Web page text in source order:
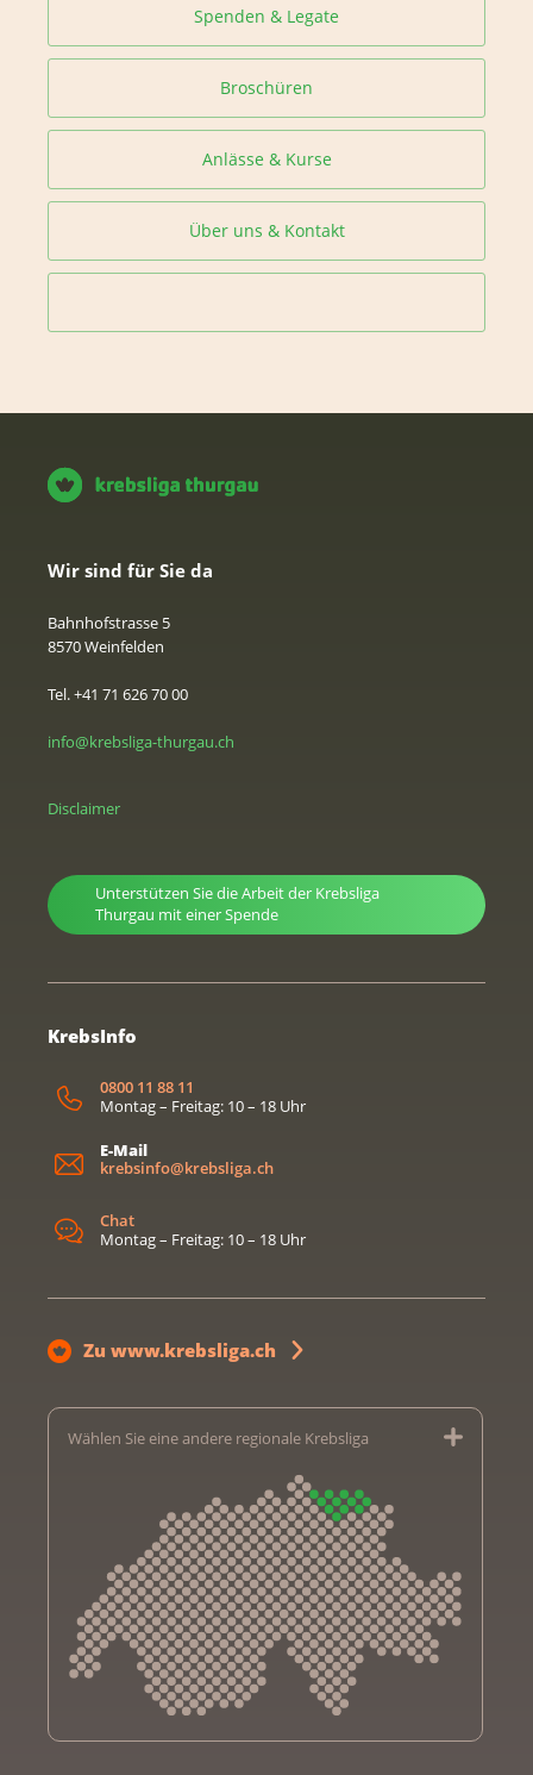
Spenden & Legate
Broschüren
Anlässe & Kurse
Über uns & Kontakt
Wir sind für Sie da
Bahnhofstrasse 5
8570 Weinfelden
Tel. +41 71 626 70 00
info@krebsliga-thurgau.ch
Disclaimer
Unterstützen Sie die Arbeit der Krebsliga
Thurgau mit einer Spende
KrebsInfo
0800 11 88 11
Montag – Freitag: 10 – 18 Uhr
E-Mail
krebsinfo@krebsliga.ch
Chat
Montag – Freitag: 10 – 18 Uhr
Zu www.krebsliga.ch
Wählen Sie eine andere regionale Krebsliga